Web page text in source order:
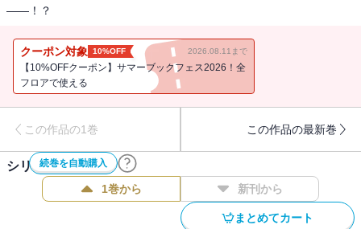
――！？
クーポン対象 10%OFF 2026.08.11まで
【10%OFFクーポン】サマーブックフェス2026！全
フロアで使える
この作品の1巻 この作品の最新巻
続巻を自動購入
シリーズ作品(2件)
1巻から 新刊から
まとめてカート